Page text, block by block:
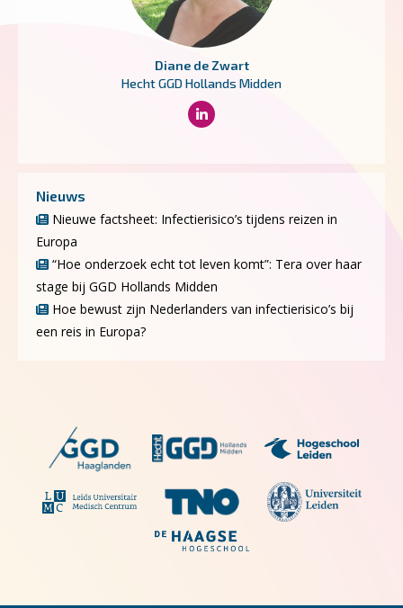
Diane de Zwart
Hecht GGD Hollands Midden
Nieuws
Nieuwe factsheet: Infectierisico’s tijdens reizen in
Europa
“Hoe onderzoek echt tot leven komt”: Tera over haar
stage bij GGD Hollands Midden
Hoe bewust zijn Nederlanders van infectierisico’s bij
een reis in Europa?